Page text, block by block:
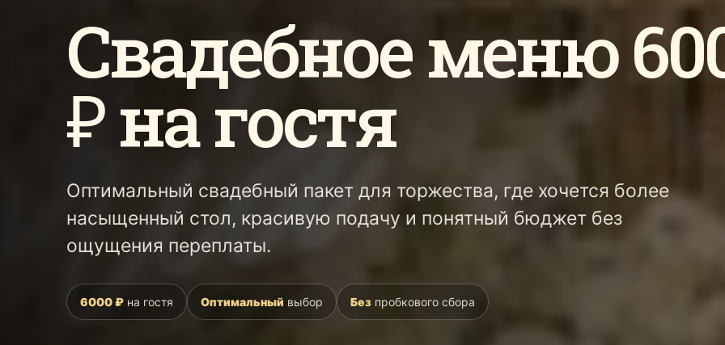
Свадебное меню
₽ на гостя
Оптимальный свадебный пакет для торжества, где хочется более
насыщенный стол, красивую подачу и понятный бюджет без
ощущения переплаты.
6000 ₽ на гостя Оптимальный выбор Без пробкового сбора